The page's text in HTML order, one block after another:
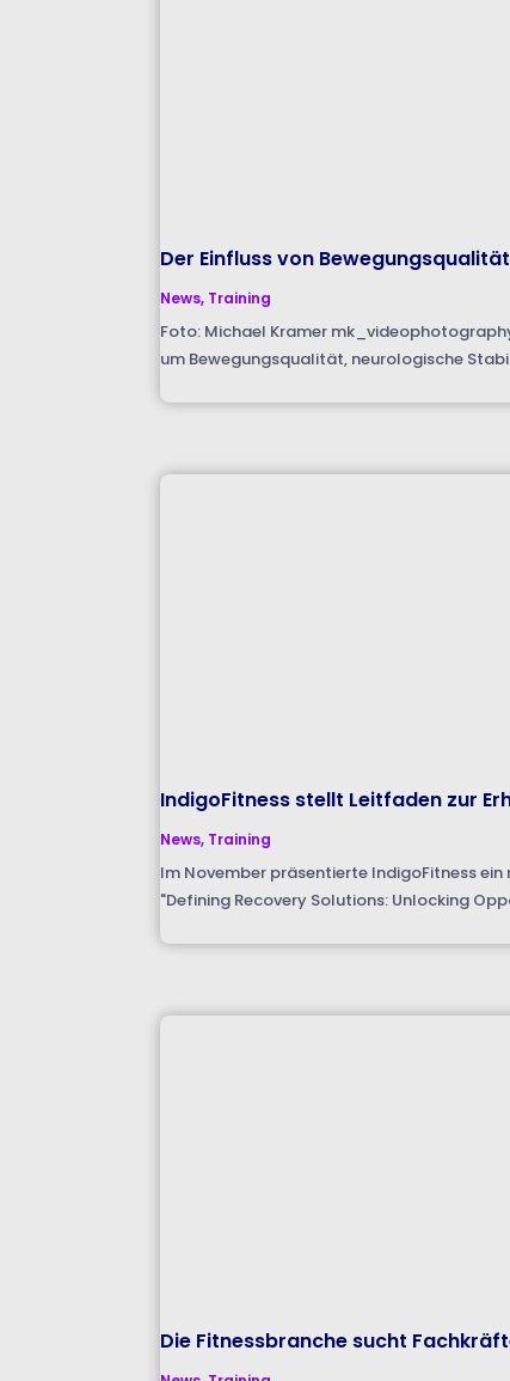
Der Einfluss von
News, Training
Foto: Michael Kramer
um Bewegungsqualität, neurologische
IndigoFitness stellt Leitfaden zur
News, Training
Im November präsentierte IndigoFitness
"Defining Recovery Solutions: Unlocking
Die Fitnessbranche sucht